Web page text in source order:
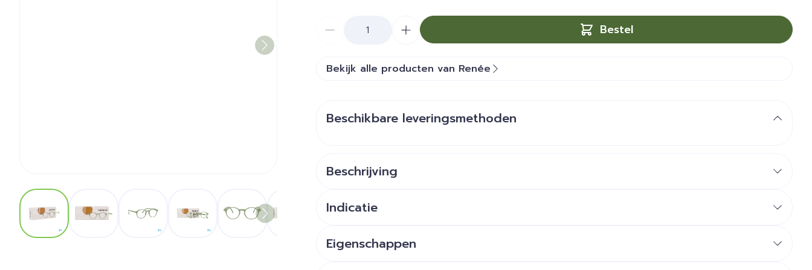
View larger image
Bestel
Bekijk alle producten van Renée
Beschikbare leveringsmethoden
Beschrijving
Indicatie
Eigenschappen